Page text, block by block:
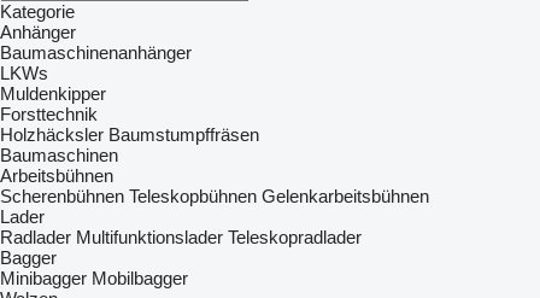
Kategorie
Anhänger
Baumaschinenanhänger
LKWs
Muldenkipper
Forsttechnik
Holzhäcksler Baumstumpffräsen
Baumaschinen
Arbeitsbühnen
Scherenbühnen Teleskopbühnen Gelenkarbeitsbühnen
Lader
Radlader Multifunktionslader Teleskopradlader
Bagger
Minibagger Mobilbagger